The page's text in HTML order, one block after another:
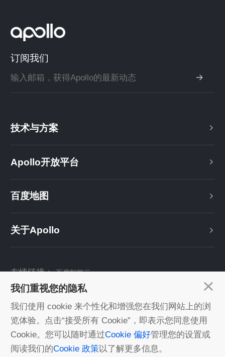
我们重视您的隐私
我们使用 cookie 来个性化和增强您在我们网站上的浏
览体验。点击“接受所有 Cookie”，即表示您同意使用
Cookie。您可以随时通过Cookie 偏好管理您的设置或
阅读我们的Cookie 政策 以了解更多信息。
订阅我们
技术与方案
Apollo开放平台
百度地图
关于Apollo
友情链接：百度智能云
关注我们：
©2022 Baidu丨由百度智能云 提供计算服务丨
京ICP证030173号